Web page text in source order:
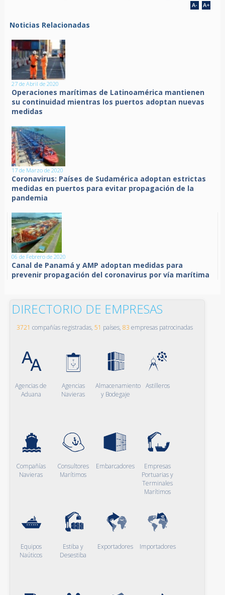
Noticias Relacionadas
27 de Abril de 2020
Operaciones marítimas de Latinoamérica mantienen
su continuidad mientras los puertos adoptan nuevas
medidas
17 de Marzo de 2020
Coronavirus: Países de Sudamérica adoptan estrictas
medidas en puertos para evitar propagación de la
pandemia
06 de Febrero de 2020
Canal de Panamá y AMP adoptan medidas para
prevenir propagación del coronavirus por vía marítima
DIRECTORIO DE EMPRESAS
3721 compañías registradas, 51 países, 83 empresas patrocinadas
Agencias de
Aduana
Agencias
Navieras
Almacenamiento
y Bodegaje
Astilleros
Compañías
Navieras
Consultores
Marítimos
Embarcadores
Empresas
Portuarias y
Terminales
Marítimos
Equipos
Naúticos
Estiba y
Desestiba
Exportadores Importadores